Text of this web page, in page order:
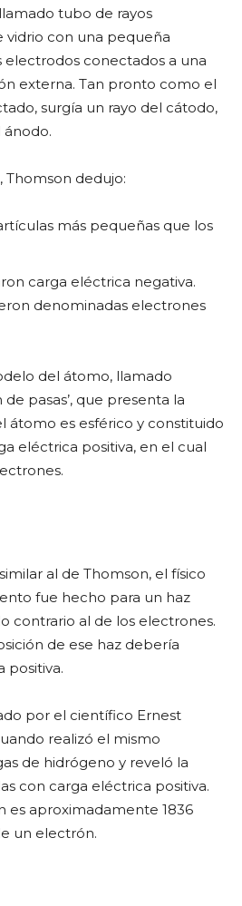
tubo de rayos
vidrio con una pequeña
electrodos conectados a una
externa. Tan pronto como el
surgía un rayo del cátodo,
ánodo.
dedujo:
más pequeñas que los
carga eléctrica negativa.
denominadas electrones
del átomo, llamado
pasas’, que presenta la
átomo es esférico y constituido
eléctrica positiva, en el cual
al de Thomson, el físico
fue hecho para un haz
contrario al de los electrones.
de ese haz debería
positiva.
por el científico Ernest
realizó el mismo
de hidrógeno y reveló la
con carga eléctrica positiva.
es aproximadamente 1836
un electrón.